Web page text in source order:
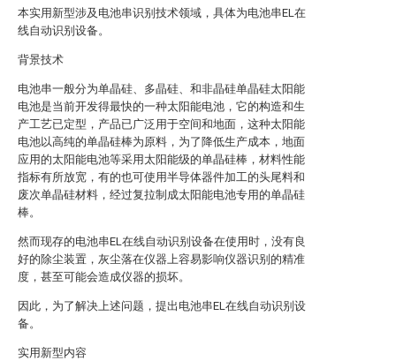
本实用新型涉及电池串识别技术领域，具体为电池串EL在
线自动识别设备。
背景技术
电池串一般分为单晶硅、多晶硅、和非晶硅单晶硅太阳能
电池是当前开发得最快的一种太阳能电池，它的构造和生
产工艺已定型，产品已广泛用于空间和地面，这种太阳能
电池以高纯的单晶硅棒为原料，为了降低生产成本，地面
应用的太阳能电池等采用太阳能级的单晶硅棒，材料性能
指标有所放宽，有的也可使用半导体器件加工的头尾料和
废次单晶硅材料，经过复拉制成太阳能电池专用的单晶硅
棒。
然而现存的电池串EL在线自动识别设备在使用时，没有良
好的除尘装置，灰尘落在仪器上容易影响仪器识别的精准
度，甚至可能会造成仪器的损坏。
因此，为了解决上述问题，提出电池串EL在线自动识别设
备。
实用新型内容